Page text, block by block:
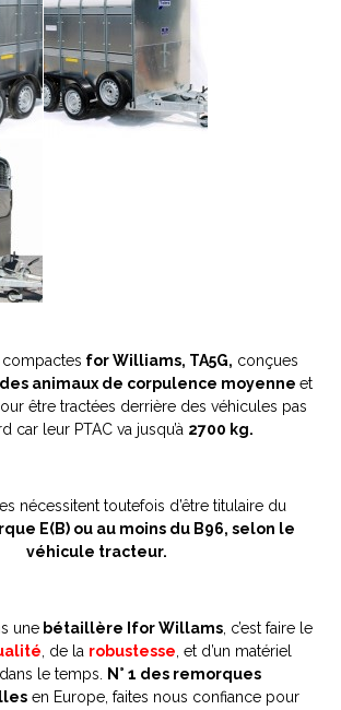
compactes for Williams, TA5G, conçues
des animaux de corpulence moyenne et
être tractées derrière des véhicules pas
car leur PTAC va jusqu’à 2700 kg.
nécessitent toutefois d’être titulaire du
E(B) ou au moins du B96, selon le
véhicule tracteur.
une bétaillère Ifor Willams , c’est faire le
, de la robustesse , et d’un matériel
dans le temps.
N° 1 des remorques
en Europe, faites nous confiance pour